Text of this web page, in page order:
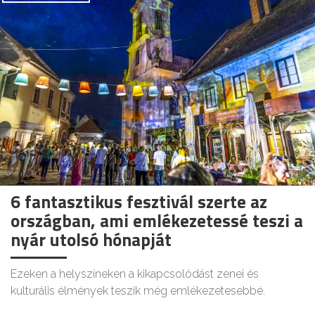
6 fantasztikus fesztivál szerte az
országban, ami emlékezetessé teszi a
nyár utolsó hónapját
Ezeken a helyszíneken a kikapcsolódást zenei és
kulturális élmények teszik még emlékezetesebbé.